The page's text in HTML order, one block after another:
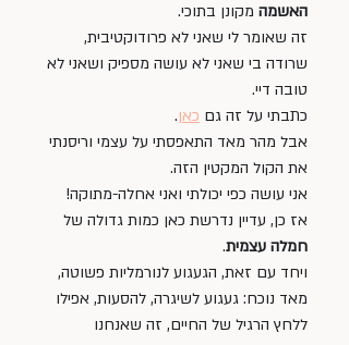
האשמה מקונן בתוכי.
זה שאומר לי שאני לא פרודוקטיבית,
שרודה בי שאני לא עושה מספיק ושאני לא
טובה דיי.
כתבתי על זה גם כאן.
אבל מהר מאד התאפסתי על עצמי וריסנתי
את הקול המקטין הזה.
אני עושה כפי יכולתי ואני אחלה-מתוקה!
אז כן, עדיין נדרשת כאן כמות גדולה של
חמלה עצמית.
ויחד עם זאת, הגעגוע לנורמליות פשוטה,
מאד נוכח: געגוע לשיגרה, להסעות, אפילו
ללחץ הרגיל של החיים, זה שאנחנו